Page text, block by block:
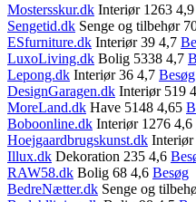
Mostersskur.dk Interiør 1263 4,9
Sengetid.dk Senge og tilbehør
ESfurniture.dk Interiør 39 4,7
LuxoLiving.dk Bolig 5338 4,7
Lepong.dk Interiør 36 4,7 Besøg
DesignGaragen.dk Interiør 519
MoreLand.dk Have 5148 4,65
Boboonline.dk Interiør 1276 4,6
Hoejgaardbrugskunst.dk Interiør
Illux.dk Dekoration 235 4,6
RAW58.dk Bolig 68 4,6 Besøg
BedreNætter.dk Senge og